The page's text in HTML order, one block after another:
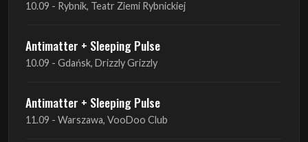
Antimatter + Sleeping Pulse
11.09 - Warszawa, VooDoo Club
Antimatter + Sleeping Pulse
12.09 - Kraków, Hype Park